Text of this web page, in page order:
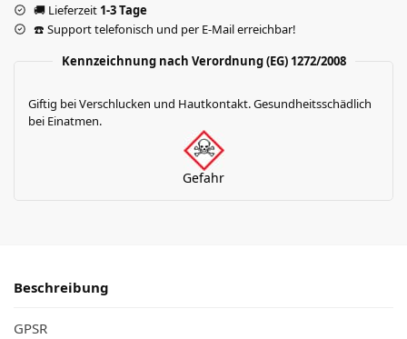
🚚 Lieferzeit 1-3 Tage
☎️ Support telefonisch und per E-Mail erreichbar!
Kennzeichnung nach Verordnung (EG) 1272/2008
Giftig bei Verschlucken und Hautkontakt. Gesundheitsschädlich
bei Einatmen.
Gefahr
Beschreibung
GPSR